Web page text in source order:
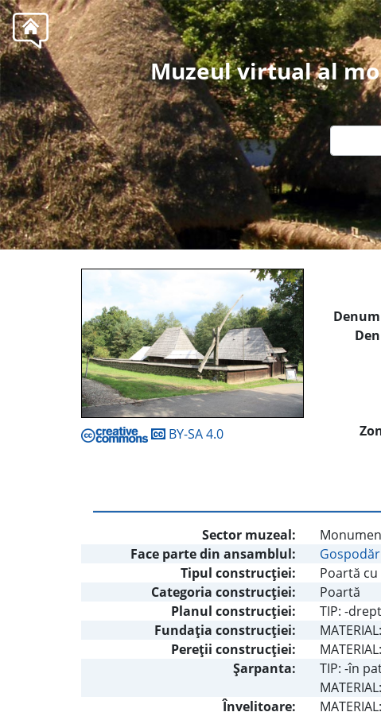
Muzeul virtual al
BY-SA 4.0
Sector muzeal:
Face parte din ansamblul:
Tipul construcţiei:
Poartă
Categoria construcţiei:
Poartă
Planul construcţiei:
TIP: -
Fundaţia construcţiei:
Pereţii construcţiei:
Şarpanta:
TIP: -în
Învelitoare: